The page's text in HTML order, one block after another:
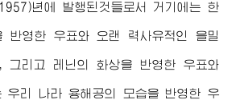
년에 발행된것들로서 거기에는 한
반영한 우표와 오랜 력사유적인 을밀
그리고 레닌의 화상을 반영한 우표와
우리 나라 용해공의 모습을 반영한 우